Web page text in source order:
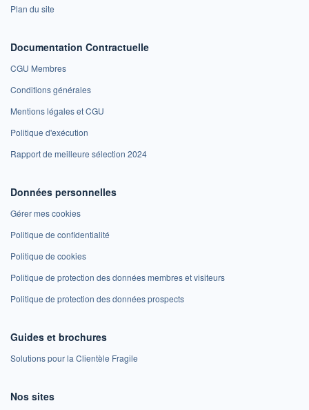
Plan du site
Documentation Contractuelle
CGU Membres
Conditions générales
Mentions légales et CGU
Politique d'exécution
Rapport de meilleure sélection 2024
Données personnelles
Gérer mes cookies
Politique de confidentialité
Politique de cookies
Politique de protection des données membres et visiteurs
Politique de protection des données prospects
Guides et brochures
Solutions pour la Clientèle Fragile
Nos sites